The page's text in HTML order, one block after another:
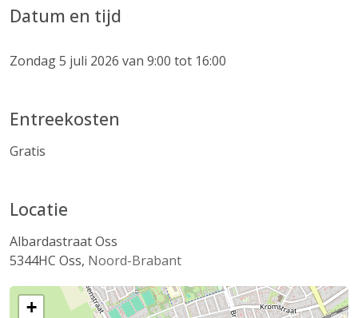
Datum en tijd
Zondag 5 juli 2026 van 9:00 tot 16:00
Entreekosten
Gratis
Locatie
Albardastraat Oss
5344HC Oss, Noord-Brabant
+